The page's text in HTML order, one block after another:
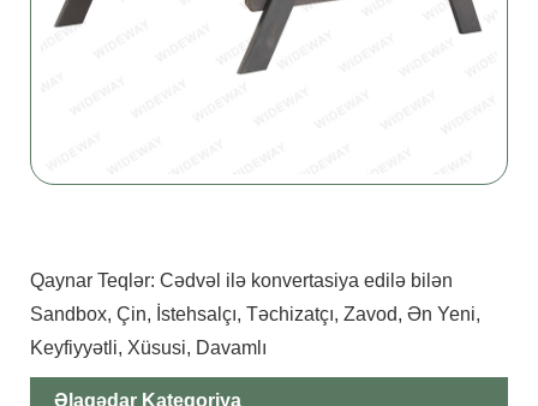
Qaynar Teqlər: Cədvəl ilə konvertasiya edilə bilən
Sandbox, Çin, İstehsalçı, Təchizatçı, Zavod, Ən Yeni,
Keyfiyyətli, Xüsusi, Davamlı
Əlaqədar Kateqoriya